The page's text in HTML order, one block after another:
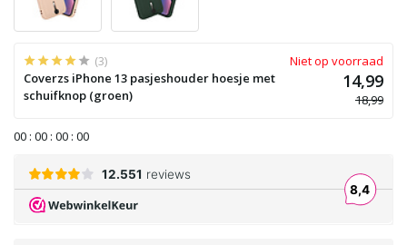
(3)
Coverzs iPhone 13 pasjeshouder hoesje met
schuifknop (groen)
Niet op voorraad
14,99
18,99
00 : 00 : 00 : 00